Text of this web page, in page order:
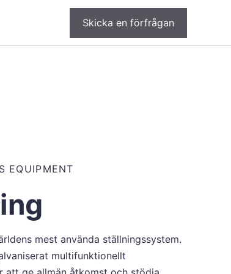
Skicka en förfrågan
EQUIPMENT
mest använda ställningssystem.
multifunktionellt